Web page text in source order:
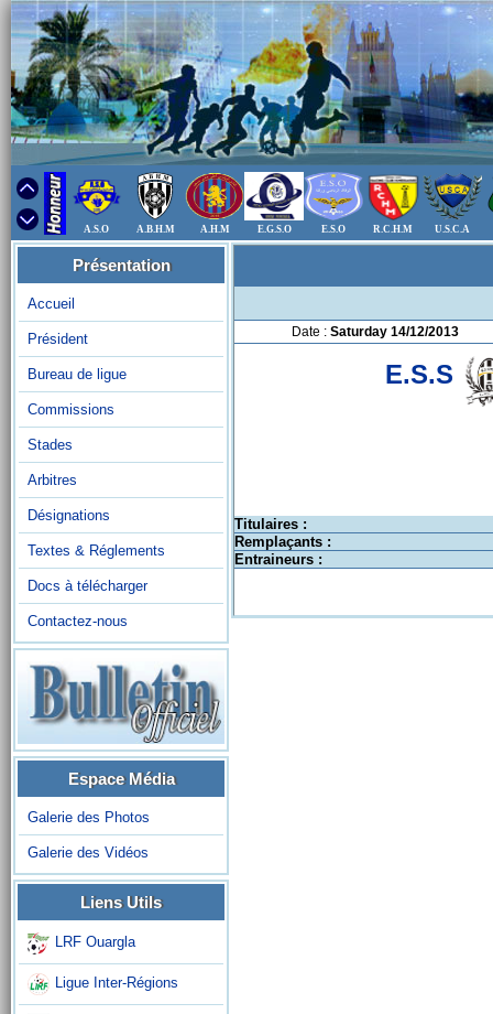
A.S.O A.B.H.M A.H.M E.G.S.O E.S.O R.C.H.M U.S.C.A
Présentation
Accueil
Président
Bureau de ligue
Commissions
Stades
Arbitres
Désignations
Textes & Réglements
Docs à télécharger
Contactez-nous
Espace Média
Galerie des Photos
Galerie des Vidéos
Liens Utils
LRF Ouargla
Ligue Inter-Régions
Date : Saturday 14/12/2013
E.S.S
Titulaires :
Remplaçants :
Entraineurs :